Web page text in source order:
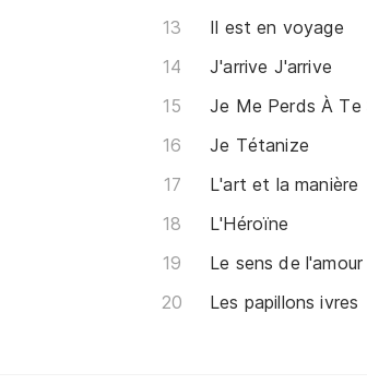
Il est en voyage
J'arrive J'arrive
Je Me Perds À Te
Je Tétanize
L'art et la manière
L'Héroïne
Le sens de l'amour
Les papillons ivres